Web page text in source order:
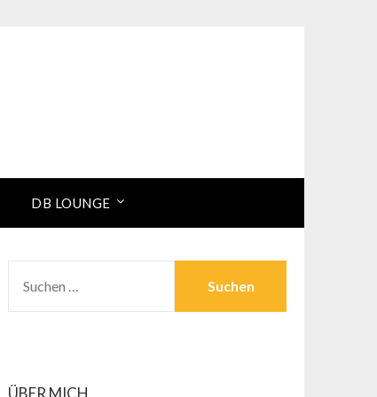
DB LOUNGE
NACH:
ÜBER MICH